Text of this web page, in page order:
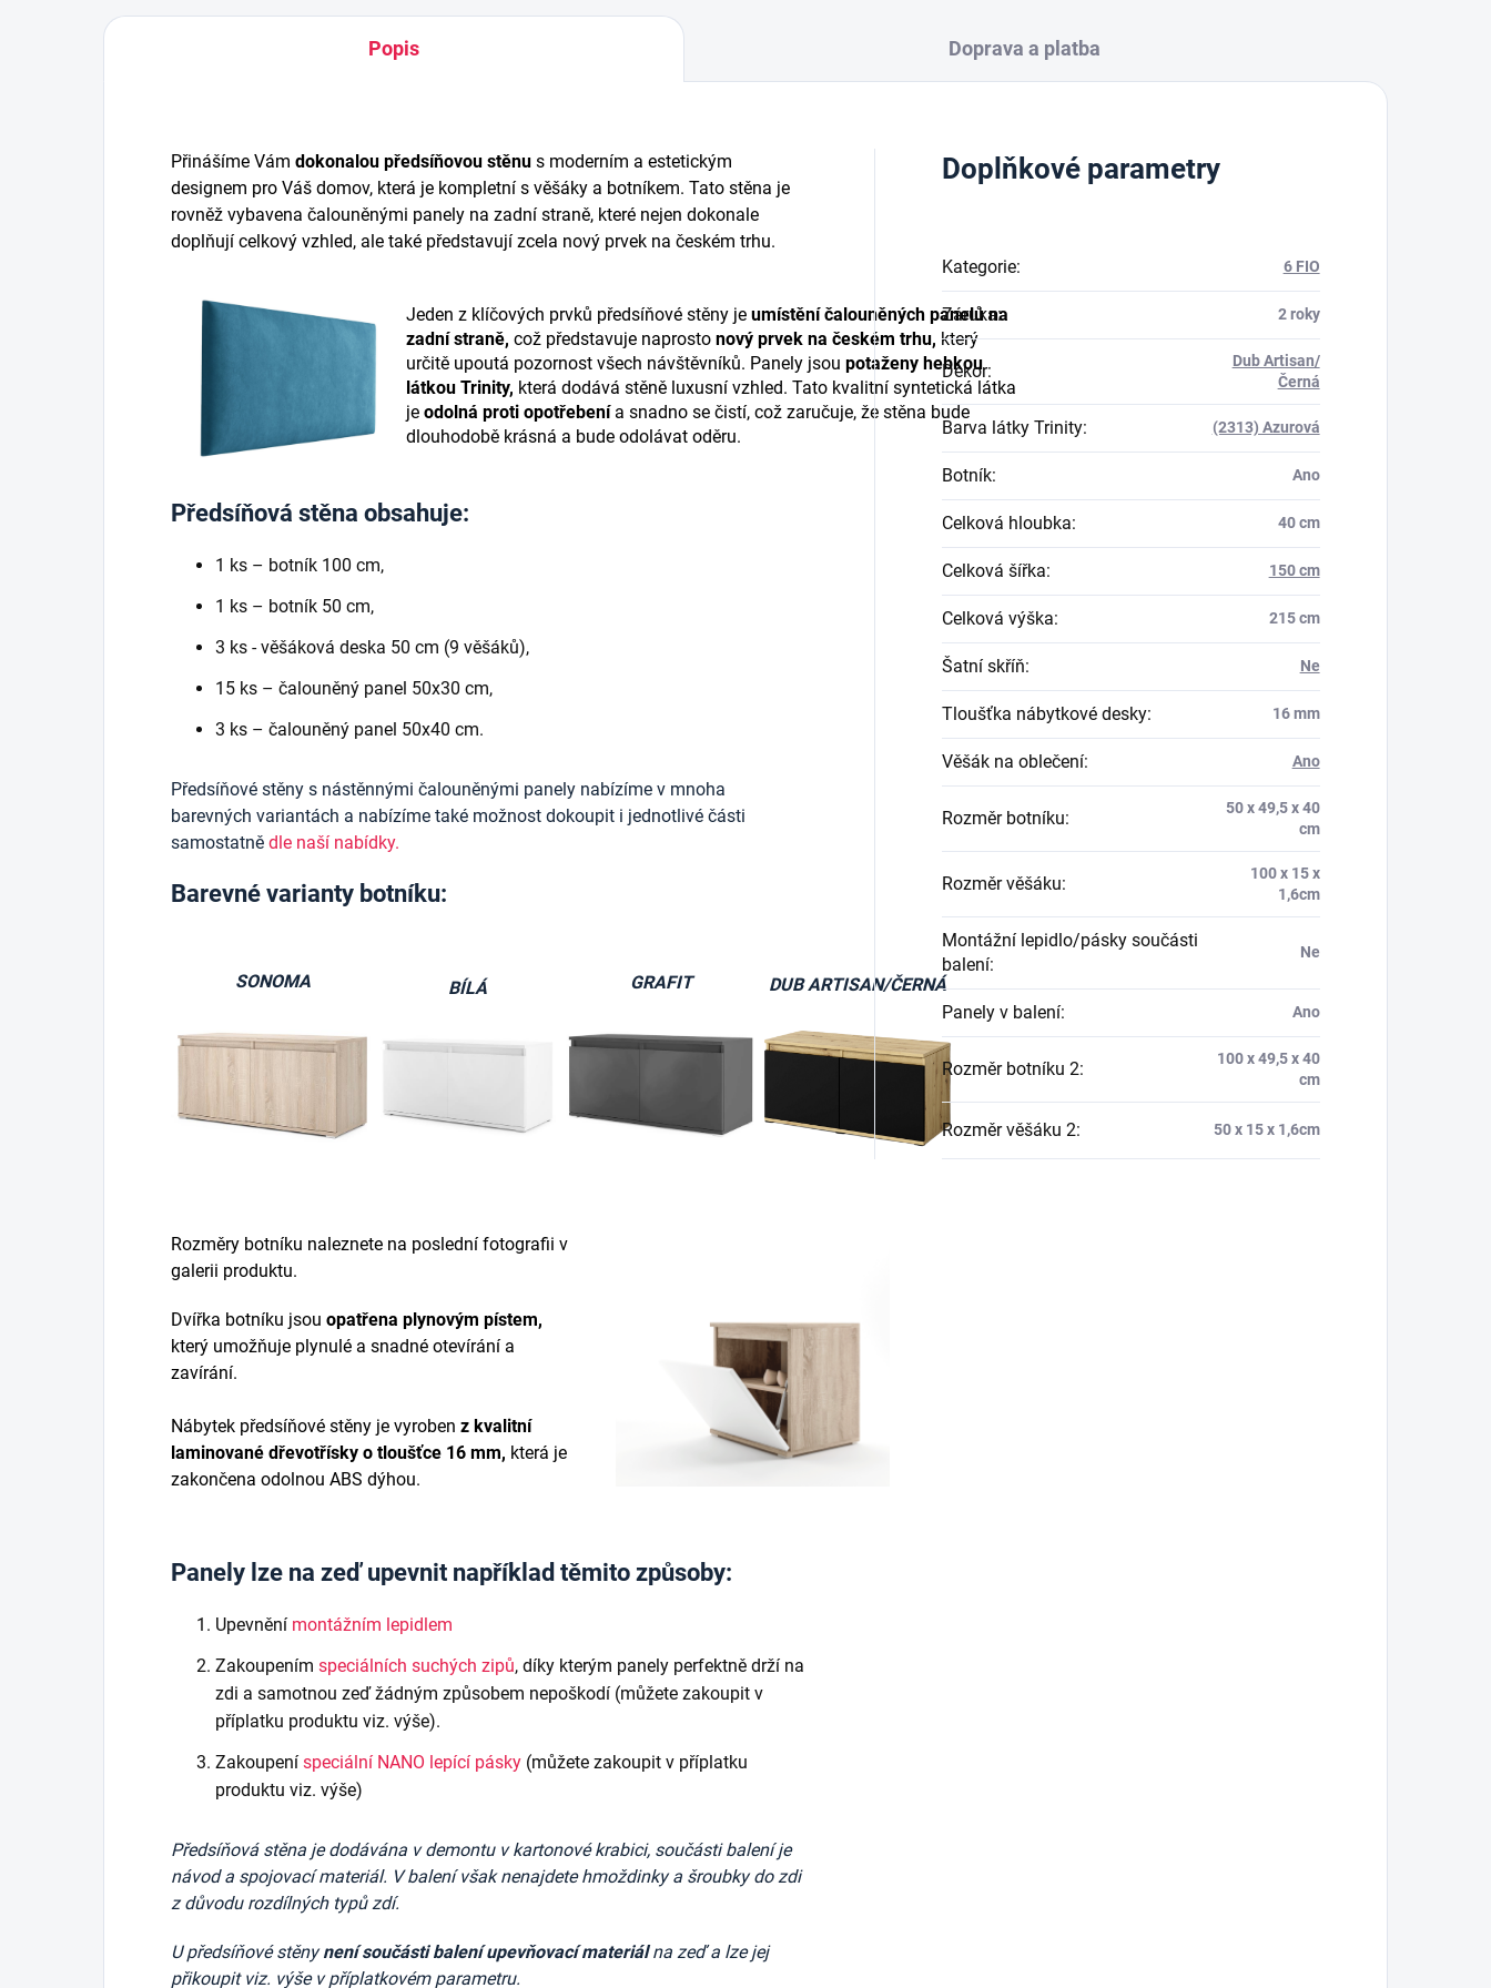
Popis Doprava a platba
Přinášíme Vám dokonalou předsíňovou stěnu s moderním a estetickým
designem pro Váš domov, která je kompletní s věšáky a botníkem. Tato stěna je
rovněž vybavena čalouněnými panely na zadní straně, které nejen dokonale
doplňují celkový vzhled, ale také představují zcela nový prvek na českém trhu.
Jeden z klíčových prvků předsíňové stěny je umístění čalouněných panelů na
zadní straně, což představuje naprosto nový prvek na českém trhu, který
určitě upoutá pozornost všech návštěvníků. Panely jsou potaženy hebkou
látkou Trinity, která dodává stěně luxusní vzhled. Tato kvalitní syntetická látka
je odolná proti opotřebenía snadno se čistí, což zaručuje, že stěna bude
dlouhodobě krásná a bude odolávat oděru.
Předsíňová stěna obsahuje:
1 ks – botník 100 cm,
1 ks – botník 50 cm,
3 ks - věšáková deska 50 cm (9 věšáků),
15 ks – čalouněný panel 50x30 cm,
3 ks – čalouněný panel 50x40 cm.
Předsíňové stěny s nástěnnými čalouněnými panely nabízíme v mnoha
barevných variantách a nabízíme také možnost dokoupit i jednotlivé části
samostatně dle naší nabídky.
Barevné varianty botníku:
SONOMA BÍLÁ GRAFIT DUB ARTISAN/ČERNÁ
Rozměry botníku naleznete na poslední fotografii v
galerii produktu.
Dvířka botníku jsou opatřena plynovým pístem,
který umožňuje plynulé a snadné otevírání a
zavírání.
Nábytek předsíňové stěny je vyroben z kvalitní
laminované dřevotřísky o tloušťce 16 mm, která je
zakončena odolnou ABS dýhou.
Panely lze na zeď upevnit například těmito způsoby:
Upevnění montážním lepidlem
Zakoupením speciálních suchých zipů, díky kterým panely perfektně drží na
zdi a samotnou zeď žádným způsobem nepoškodí (můžete zakoupit v
příplatku produktu viz. výše).
Zakoupení speciální NANO lepící pásky (můžete zakoupit v příplatku
produktu viz. výše)
Předsíňová stěna je dodávána v demontu v kartonové krabici, součásti balení je
návod a spojovací materiál. V balení však nenajdetehmoždinky a šroubky do zdi
z důvodu rozdílných typů zdí.
U předsíňové stěnynení součásti balení upevňovací materiálna zeď a lze jej
přikoupit viz. výše v příplatkovém parametru.
Doplňkové parametry
Kategorie: 6 FIO
Záruka: 2 roky
Dekor:
Dub Artisan/
Černá
Barva látky Trinity: (2313) Azurová
Botník: Ano
Celková hloubka: 40 cm
Celková šířka: 150 cm
Celková výška: 215 cm
Šatní skříň: Ne
Tloušťka nábytkové desky: 16 mm
Věšák na oblečení: Ano
Rozměr botníku:
50 x 49,5 x 40
cm
Rozměr věšáku:
100 x 15 x
1,6cm
Montážní lepidlo/pásky součásti
balení:
Ne
Panely v balení: Ano
Rozměr botníku 2:
100 x 49,5 x 40
cm
Rozměr věšáku 2: 50 x 15 x 1,6cm